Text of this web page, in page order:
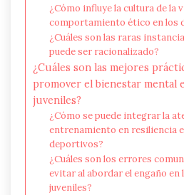
¿Cómo influye la cultura de la
comportamiento ético en los
¿Cuáles son las raras
puede ser racionalizado?
¿Cuáles son las mejores
promover el bienestar mental
juveniles?
¿Cómo se puede integrar la
entrenamiento en resiliencia
deportivos?
¿Cuáles son los errores
evitar al abordar el engaño en
juveniles?